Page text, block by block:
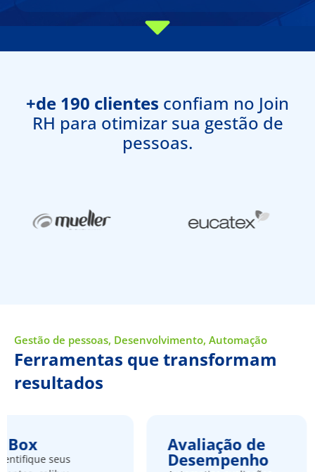
+de 190 clientes confiam no Join
RH para otimizar sua gestão de
pessoas.
Gestão de pessoas, Desenvolvimento, Automação
Ferramentas que transformam
resultados
Avaliação de
Desempenho